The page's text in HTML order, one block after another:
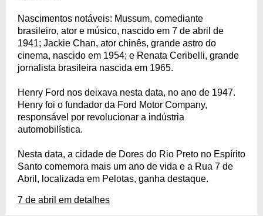
Nascimentos notáveis: Mussum, comediante
brasileiro, ator e músico, nascido em 7 de abril de
1941; Jackie Chan, ator chinês, grande astro do
cinema, nascido em 1954; e Renata Ceribelli, grande
jornalista brasileira nascida em 1965.
Henry Ford nos deixava nesta data, no ano de 1947.
Henry foi o fundador da Ford Motor Company,
responsável por revolucionar a indústria
automobilística.
Nesta data, a cidade de Dores do Rio Preto no Espírito
Santo comemora mais um ano de vida e a Rua 7 de
Abril, localizada em Pelotas, ganha destaque.
7 de abril em detalhes